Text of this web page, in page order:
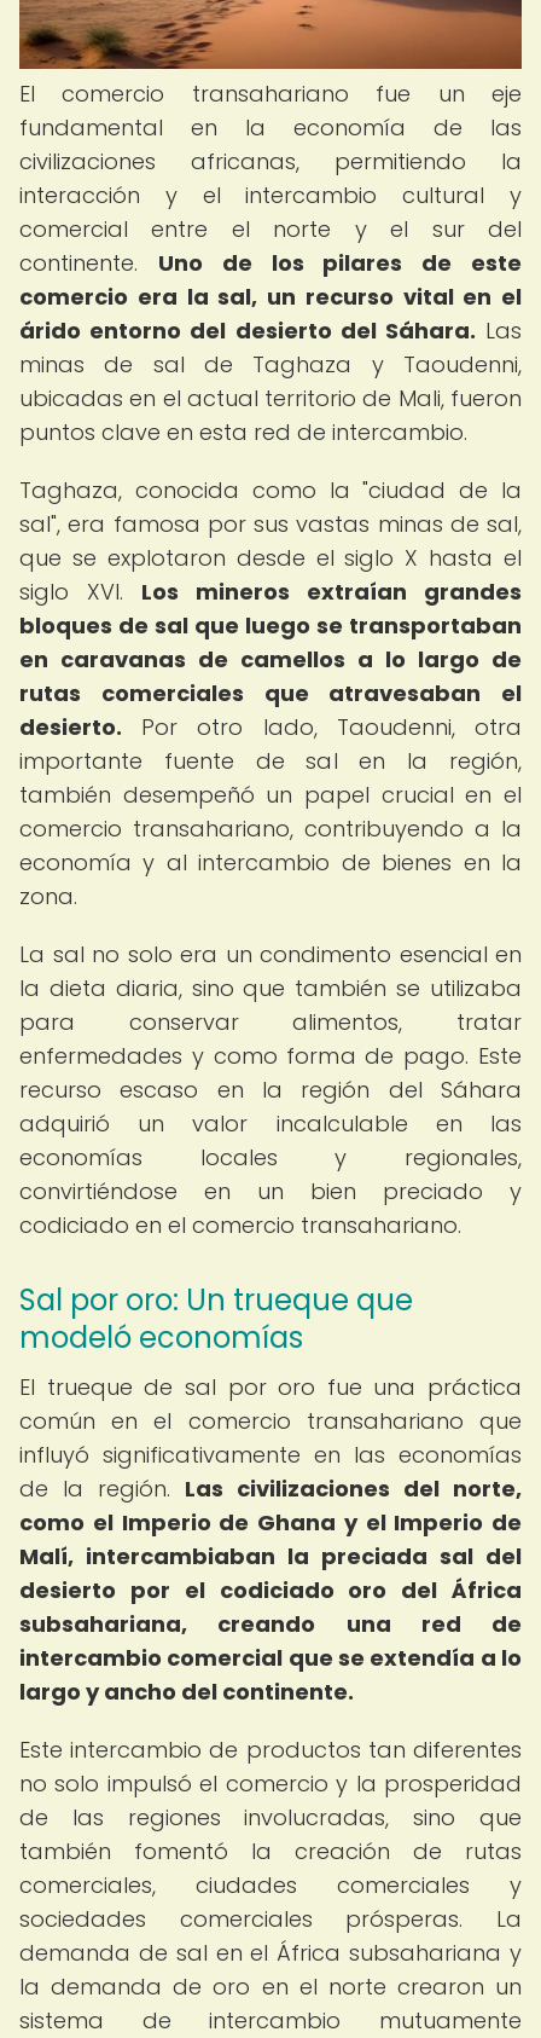
El comercio transahariano fue un eje
fundamental en la economía de las
civilizaciones africanas, permitiendo la
interacción y el intercambio cultural y
comercial entre el norte y el sur del
continente. Uno de los pilares de este
comercio era la sal, un recurso vital en el
árido entorno del desierto del Sáhara. Las
minas de sal de Taghaza y Taoudenni,
ubicadas en el actual territorio de Mali, fueron
puntos clave en esta red de intercambio.
Taghaza, conocida como la "ciudad de la
sal", era famosa por sus vastas minas de sal,
que se explotaron desde el siglo X hasta el
siglo XVI. Los mineros extraían grandes
bloques de sal que luego se transportaban
en caravanas de camellos a lo largo de
rutas comerciales que atravesaban el
desierto. Por otro lado, Taoudenni, otra
importante fuente de sal en la región,
también desempeñó un papel crucial en el
comercio transahariano, contribuyendo a la
economía y al intercambio de bienes en la
zona.
La sal no solo era un condimento esencial en
la dieta diaria, sino que también se utilizaba
para conservar alimentos, tratar
enfermedades y como forma de pago. Este
recurso escaso en la región del Sáhara
adquirió un valor incalculable en las
economías locales y regionales,
convirtiéndose en un bien preciado y
codiciado en el comercio transahariano.
Sal por oro: Un trueque que
modeló economías
El trueque de sal por oro fue una práctica
común en el comercio transahariano que
influyó significativamente en las economías
de la región. Las civilizaciones del norte,
como el Imperio de Ghana y el Imperio de
Malí, intercambiaban la preciada sal del
desierto por el codiciado oro del África
subsahariana, creando una red de
intercambio comercial que se extendía a lo
largo y ancho del continente.
Este intercambio de productos tan diferentes
no solo impulsó el comercio y la prosperidad
de las regiones involucradas, sino que
también fomentó la creación de rutas
comerciales, ciudades comerciales y
sociedades comerciales prósperas. La
demanda de sal en el África subsahariana y
la demanda de oro en el norte crearon un
sistema de intercambio mutuamente